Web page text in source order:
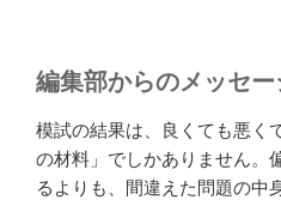
編集部からのメッセー
模試の結果は、良くても悪く
の材料」でしかありません。
るよりも、間違えた問題の中